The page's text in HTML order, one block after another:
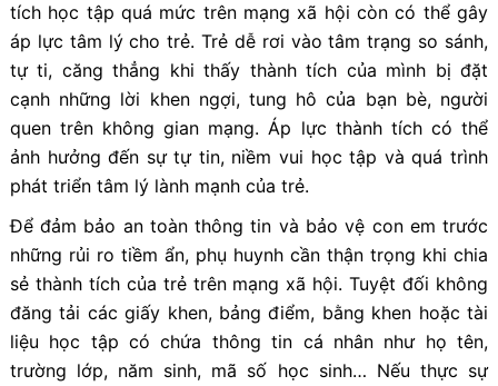
tích học tập quá mức trên mạng xã hội còn có thể gây
áp lực tâm lý cho trẻ. Trẻ dễ rơi vào tâm trạng so sánh,
tự ti, căng thẳng khi thấy thành tích của mình bị đặt
cạnh những lời khen ngợi, tung hô của bạn bè, người
quen trên không gian mạng. Áp lực thành tích có thể
ảnh hưởng đến sự tự tin, niềm vui học tập và quá trình
phát triển tâm lý lành mạnh của trẻ.
Để đảm bảo an toàn thông tin và bảo vệ con em trước
những rủi ro tiềm ẩn, phụ huynh cần thận trọng khi chia
sẻ thành tích của trẻ trên mạng xã hội. Tuyệt đối không
đăng tải các giấy khen, bảng điểm, bằng khen hoặc tài
liệu học tập có chứa thông tin cá nhân như họ tên,
trường lớp, năm sinh, mã số học sinh… Nếu thực sự